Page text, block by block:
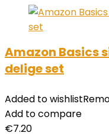
Amazon Basics
delige set
Added to wishlist
Add to compare
€7.20